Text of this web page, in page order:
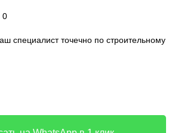
0
специалист точечно по строительному